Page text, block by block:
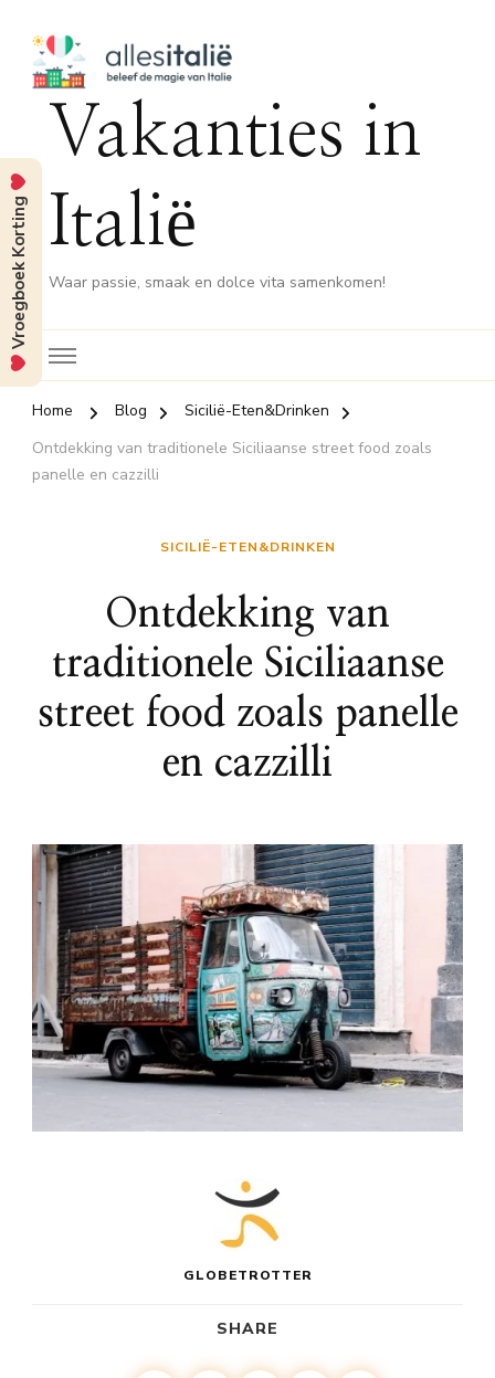
Vakanties in
Italië
Waar passie, smaak en dolce vita samenkomen!
Home Blog
Sicilië-Eten&Drinken
Ontdekking van traditionele Siciliaanse street food zoals
panelle en cazzilli
SICILIË-ETEN&DRINKEN
Ontdekking van
traditionele Siciliaanse
street food zoals panelle
en cazzilli
GLOBETROTTER
SHARE
Vroegboek Korting